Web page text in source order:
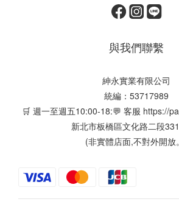
與我們聯繫
紳永實業有限公司
統編：53717989
🛒 週一至週五10:00-18:💬 客服 https://
新北市板橋區文化路二段
(非實體店面,不對外開放